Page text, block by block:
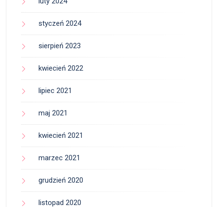
styczeń 2024
sierpień 2023
kwiecień 2022
lipiec 2021
maj 2021
kwiecień 2021
marzec 2021
grudzień 2020
listopad 2020